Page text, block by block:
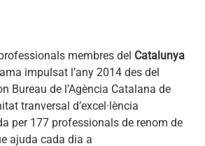
membres del Catalunya
impulsat l’any 2014 des del
Bureau de l’Agència Catalana de
tranversal d’excel·lència
per 177 professionals de renom de
ajuda cada dia a